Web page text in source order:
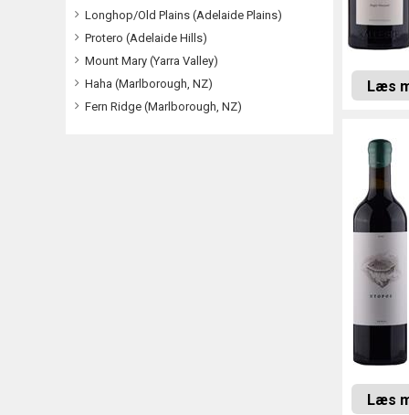
Longhop/Old Plains (Adelaide Plains)
Protero (Adelaide Hills)
Mount Mary (Yarra Valley)
Haha (Marlborough, NZ)
Fern Ridge (Marlborough, NZ)
Læs
Læs